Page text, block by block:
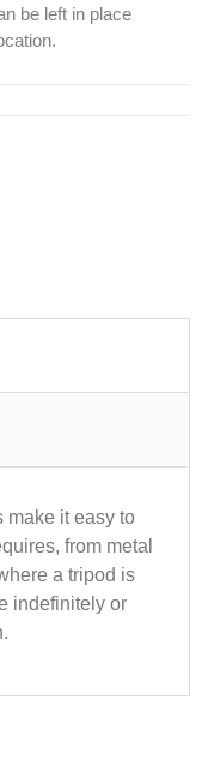
be left in place
make it easy to
from metal
a tripod is
indefinitely or